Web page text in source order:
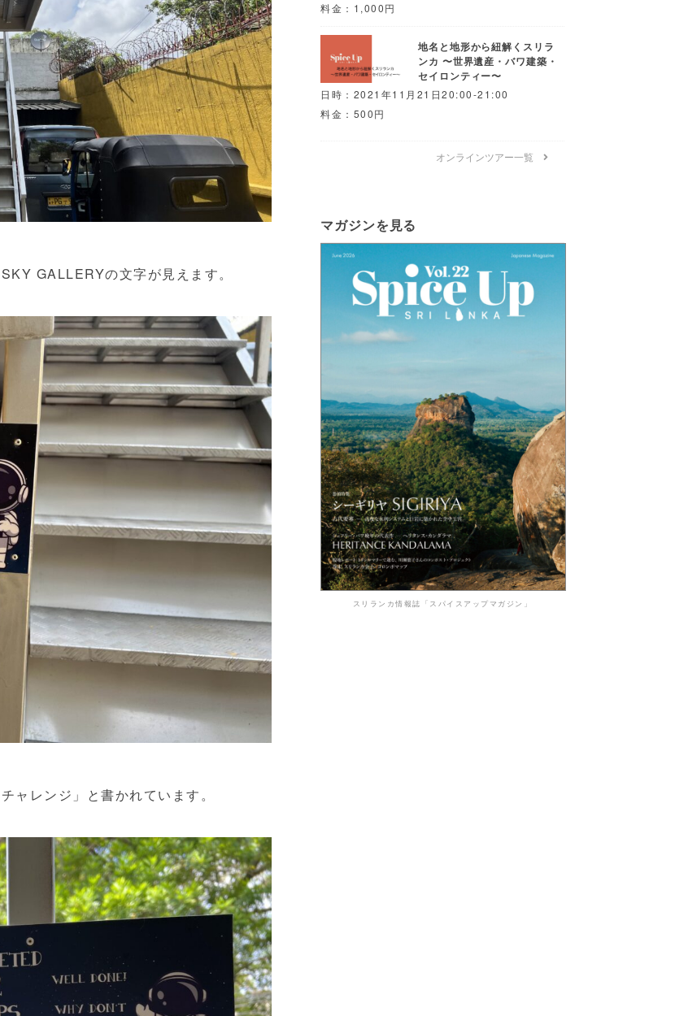
GALLERYの文字が見えます。
ャレンジ」と書かれています。
料金：1,000円
地名と地形から紐解くスリラ
ンカ 〜世界遺産・バワ建築・
セイロンティー〜
日時：2021年11月21日20:00-21:00
料金：500円
オンラインツアー一覧
マガジンを見る
スリランカ情報誌「スパイスアップマガジン」